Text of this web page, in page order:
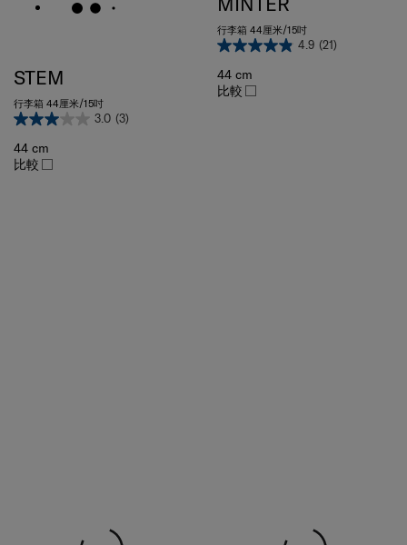
行李箱 44厘米/15吋
3.0
44 cm
比較
行李箱 44厘米/15吋
4.9
44 cm
比較